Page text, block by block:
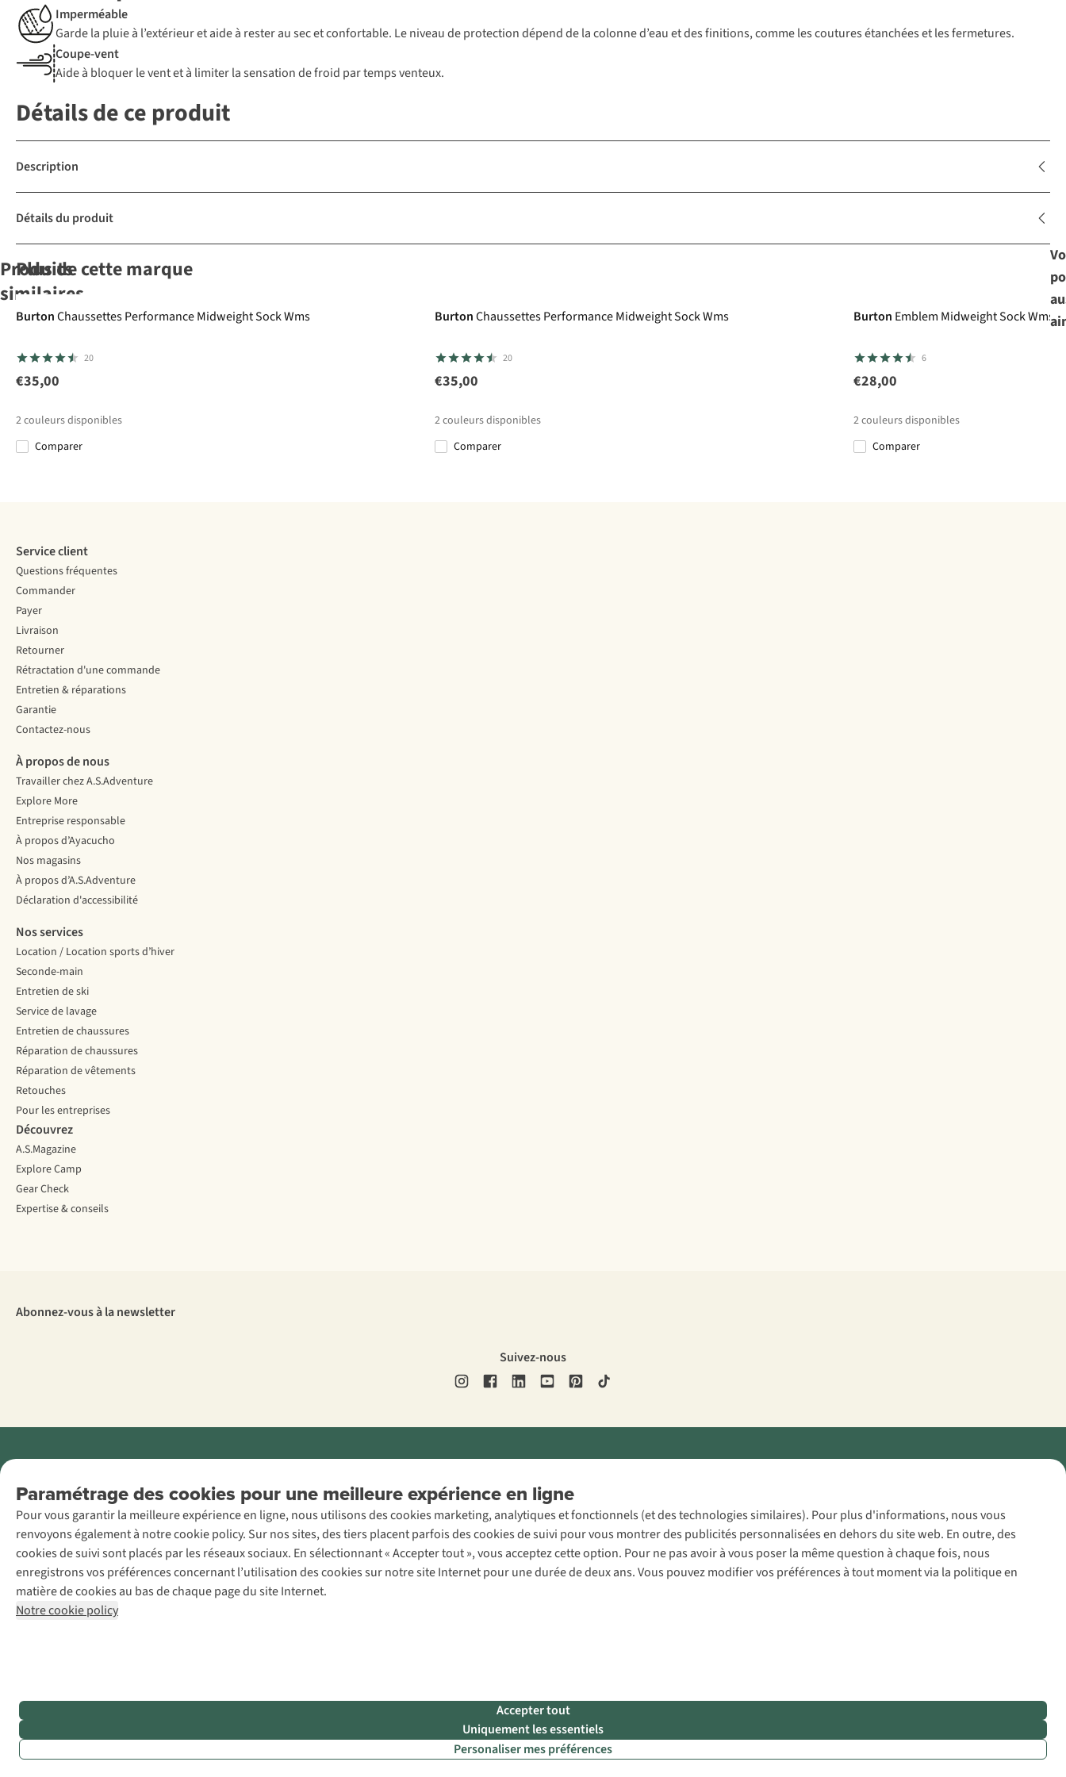
Imperméable
Garde la pluie à l’extérieur et aide à rester au sec et confortable. Le niveau de protection dépend de la colonne d’eau et des finitions, comme les coutures étanchées et les fermetures.
Coupe-vent
Aide à bloquer le vent et à limiter la sensation de froid par temps venteux.
Détails de ce produit
Description
Détails du produit
Produits
similaires
The Epic
Moufles
Kalea AW
Empire
The Epic
Plus de cette marque
Burton Chaussettes Performance Midweight Sock Wms
20
€35,00
2couleurs disponibles
Comparer
Burton Chaussettes Performance Midweight Sock Wms
20
€35,00
2couleurs disponibles
Comparer
Burton Emblem Midweight Sock Wms
6
€28,00
2couleurs disponibles
Comparer
Paramétrage des cookies pour une meilleure expérience en ligne
Pour vous garantir la meilleure expérience en ligne, nous utilisons des cookies marketing, analytiques et fonctionnels (et des technologies similaires). Pour plus d'informations, nous vous
renvoyons également à notre cookie policy. Sur nos sites, des tiers placent parfois des cookies de suivi pour vous montrer des publicités personnalisées en dehors du site web. En outre, des
cookies de suivi sont placés par les réseaux sociaux. En sélectionnant « Accepter tout », vous acceptez cette option. Pour ne pas avoir à vous poser la même question à chaque fois, nous
enregistrons vos préférences concernant l’utilisation des cookies sur notre site Internet pour une durée de deux ans. Vous pouvez modifier vos préférences à tout moment via la politique en
matière de cookies au bas de chaque page du site Internet.
Notre cookie policy
Accepter tout
Uniquement les essentiels
Personaliser mes préférences
Service client
Questions fréquentes
Commander
Payer
Livraison
Retourner
Rétractation d'une commande
Entretien & réparations
Garantie
Contactez-nous
À propos de nous
Travailler chez A.S.Adventure
Explore More
Entreprise responsable
À propos d’Ayacucho
Nos magasins
À propos d’A.S.Adventure
Déclaration d'accessibilité
Nos services
Location / Location sports d’hiver
Seconde-main
Entretien de ski
Service de lavage
Entretien de chaussures
Réparation de chaussures
Réparation de vêtements
Retouches
Pour les entreprises
Découvrez
A.S.Magazine
Explore Camp
Gear Check
Expertise & conseils
Abonnez-vous à la newsletter
Suivez-nous
AS Adventure
France SAS,
Rue du Vieux
Faubourg 14, F-
59000 Lille
+32 (0)3 828
30 15